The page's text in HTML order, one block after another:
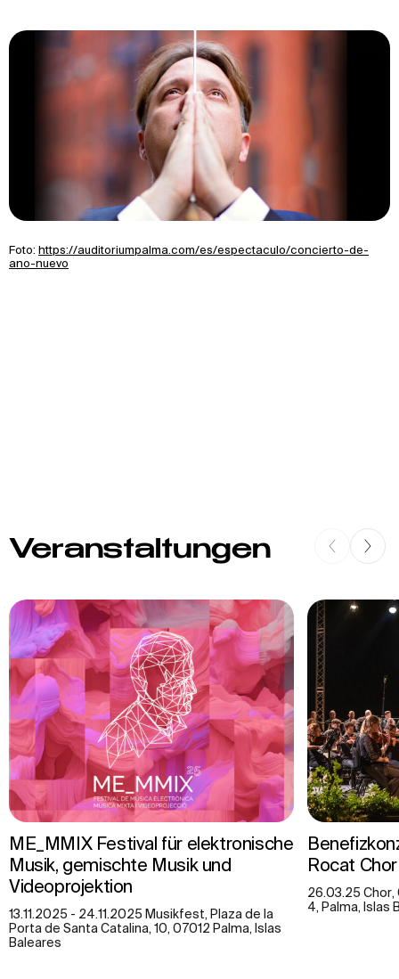
Foto: https://auditoriumpalma.com/es/espectaculo/concierto-de-
ano-nuevo
Veranstaltungen
ME_MMIX Festival für elektronische
Musik, gemischte Musik und
Videoprojektion
13.11.2025 - 24.11.2025 Musikfest, Plaza de la
Porta de Santa Catalina, 10, 07012 Palma, Islas
Baleares
Rocat Chor
26.03.25
4, Palma, Islas